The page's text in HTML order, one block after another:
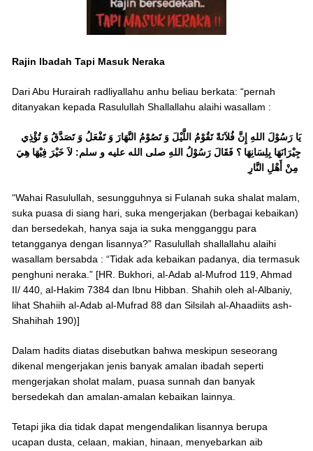
Rajin Ibadah Tapi Masuk Neraka
Dari Abu Hurairah radliyallahu anhu beliau berkata: “pernah
ditanyakan kepada Rasulullah Shallallahu alaihi wasallam :
يَا رَسُوْلَ اللهِ إِنَّ فُلاَنَةً تَقُوْمُ اللَّيْلَ وَ تَصُوْمُ النَّهَارَ وَ تَفْعَلُ وَ تَصَدَّقُ وَ تُؤْذِي
جِيْرَانَهَا بِلِسَانِهَا ؟ فَقَالَ رَسُوْلُ اللهِ صلى الله عليه و سلم: لاَ خَيْرَ فِيْهَا هِيَ
“Wahai Rasulullah, sesungguhnya si Fulanah suka shalat malam,
suka puasa di siang hari, suka mengerjakan (berbagai kebaikan)
dan bersedekah, hanya saja ia suka mengganggu para
tetangganya dengan lisannya?” Rasulullah shallallahu alaihi
wasallam bersabda : “Tidak ada kebaikan padanya, dia termasuk
penghuni neraka.” [HR. Bukhori, al-Adab al-Mufrod 119, Ahmad
II/ 440, al-Hakim 7384 dan Ibnu Hibban. Shahih oleh al-Albaniy,
lihat Shahiih al-Adab al-Mufrad 88 dan Silsilah al-Ahaadiits ash-
Shahihah 190)]
Dalam hadits diatas disebutkan bahwa meskipun seseorang
dikenal mengerjakan jenis banyak amalan ibadah seperti
mengerjakan sholat malam, puasa sunnah dan banyak
bersedekah dan amalan-amalan kebaikan lainnya.
Tetapi jika dia tidak dapat mengendalikan lisannya berupa
ucapan dusta, celaan, makian, hinaan, menyebarkan aib